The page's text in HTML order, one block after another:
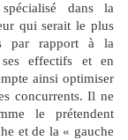
dans la
qui serait le plus
par rapport à la
effectifs et en
ainsi optimiser
concurrents. Il ne
le prétendent
et de la « gauche